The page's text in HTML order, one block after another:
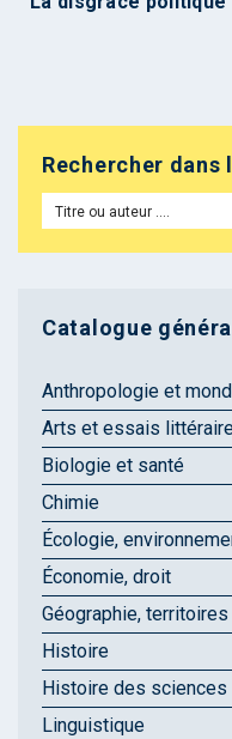
Rechercher dans
Catalogue général
Anthropologie et
Arts et essais
Biologie et santé
Chimie
Écologie,
Économie, droit
Géographie, territoires
Histoire
Histoire des sciences
Linguistique